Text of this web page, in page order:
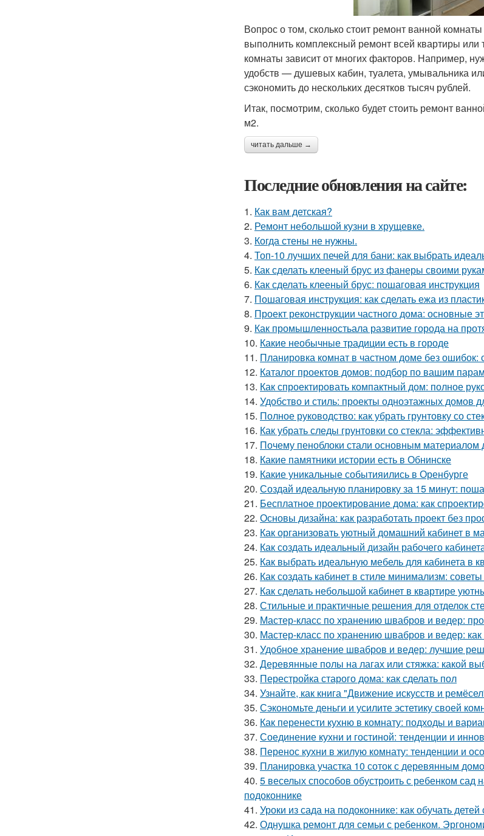
Вопрос о том, сколько стоит ремонт ванной
выполнить комплексный ремонт всей квартиры
комнаты зависит от многих факторов. Например,
удобств — душевых кабин, туалета, умывальника
сэкономить до нескольких десятков тысяч рублей.
Итак, посмотрим, сколько будет стоить ремонт
м2.
читать дальше →
Последние обновления на сайте:
1. Как вам детская?
2. Ремонт небольшой кузни в хрущевке.
3. Когда стены не нужны.
4. Топ-10 лучших печей для бани: как выбрать
5. Как сделать клееный брус из фанеры своими
6. Как сделать клееный брус: пошаговая инструкция
7. Пошаговая инструкция: как сделать ежа из
8. Проект реконструкции частного дома: основные
9. Как промышленностьала развитие города на
10. Какие необычные традиции есть в городе
11. Планировка комнат в частном доме без
12. Каталог проектов домов: подбор по вашим
13. Как спроектировать компактный дом: полное
14. Удобство и стиль: проекты одноэтажных домов
15. Полное руководство: как убрать грунтовку со
16. Как убрать следы грунтовки со стекла:
17. Почему пеноблоки стали основным материалом
18. Какие памятники истории есть в Обнинске
19. Какие уникальные событияились в Оренбурге
20. Создай идеальную планировку за 15 минут:
21. Бесплатное проектирование дома: как
22. Основы дизайна: как разработать проект без
23. Как организовать уютный домашний кабинет в
24. Как создать идеальный дизайн рабочего
25. Как выбрать идеальную мебель для кабинета в
26. Как создать кабинет в стиле минимализм:
27. Как сделать небольшой кабинет в квартире
28. Стильные и практичные решения для отделок
29. Мастер-класс по хранению швабров и ведер:
30. Мастер-класс по хранению швабров и ведер:
31. Удобное хранение швабров и ведер: лучшие
32. Деревянные полы на лагах или стяжка: какой
33. Перестройка старого дома: как сделать пол
34. Узнайте, как книга "Движение искусств и
35. Сэкономьте деньги и усилите эстетику своей
36. Как перенести кухню в комнату: подходы и
37. Соединение кухни и гостиной: тенденции и
38. Перенос кухни в жилую комнату: тенденции и
39. Планировка участка 10 соток с деревянным
40. 5 веселых способов обустроить с ребенком сад
подоконнике
41. Уроки из сада на подоконнике: как обучать детей
42. Однушка ремонт для семьи с ребенком.